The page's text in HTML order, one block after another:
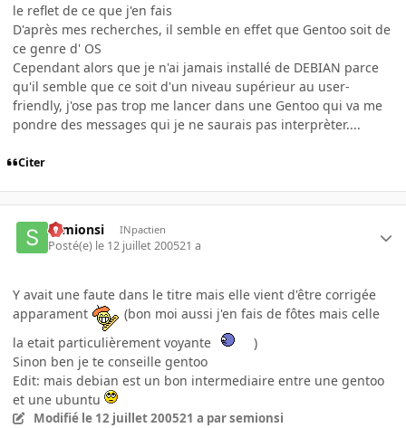
le reflet de ce que j'en fais
D'après mes recherches, il semble en effet que Gentoo soit de
ce genre d' OS
Cependant alors que je n'ai jamais installé de DEBIAN parce
qu'il semble que ce soit d'un niveau supérieur au user-
friendly, j'ose pas trop me lancer dans une Gentoo qui va me
pondre des messages qui je ne saurais pas interprèter....
Citer
semionsi INpactien
Posté(e) le 12 juillet 200521 a
Y avait une faute dans le titre mais elle vient d'être corrigée
apparament
(bon moi aussi j'en fais de fôtes mais celle
la etait particulièrement voyante
)
Sinon ben je te conseille gentoo
Edit: mais debian est un bon intermediaire entre une gentoo
et une ubuntu
Modifié le 12 juillet 200521 a par semionsi